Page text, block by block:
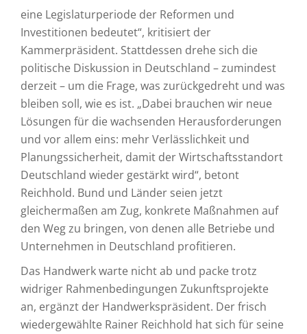
eine Legislaturperiode der Reformen und
Investitionen bedeutet“, kritisiert der
Kammerpräsident. Stattdessen drehe sich die
politische Diskussion in Deutschland – zumindest
derzeit – um die Frage, was zurückgedreht und was
bleiben soll, wie es ist. „Dabei brauchen wir neue
Lösungen für die wachsenden Herausforderungen
und vor allem eins: mehr Verlässlichkeit und
Planungssicherheit, damit der Wirtschaftsstandort
Deutschland wieder gestärkt wird“, betont
Reichhold. Bund und Länder seien jetzt
gleichermaßen am Zug, konkrete Maßnahmen auf
den Weg zu bringen, von denen alle Betriebe und
Unternehmen in Deutschland profitieren.
Das Handwerk warte nicht ab und packe trotz
widriger Rahmenbedingungen Zukunftsprojekte
an, ergänzt der Handwerkspräsident. Der frisch
wiedergewählte Rainer Reichhold hat sich für seine